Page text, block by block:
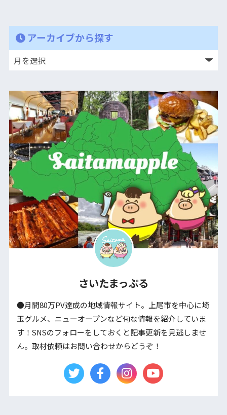
アーカイブから探す
さいたまっぷる
●月間80万PV達成の地域情報サイト。上尾市を中心に埼
玉グルメ、ニューオープンなど旬な情報を紹介していま
す！SNSのフォローをしておくと記事更新を見逃しませ
ん。取材依頼はお問い合わせからどうぞ！